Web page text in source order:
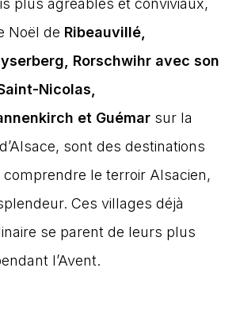
plus agréables et conviviaux,
Noël de Ribeauvillé,
Rorschwihr avec son
Nicolas,
et Guémar sur la
sont des destinations
le terroir Alsacien,
Ces villages déjà
se parent de leurs plus
l’Avent.